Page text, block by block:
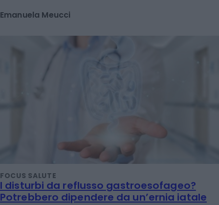
Emanuela Meucci
FOCUS SALUTE
I disturbi da reflusso gastroesofageo?
Potrebbero dipendere da un’ernia iatale